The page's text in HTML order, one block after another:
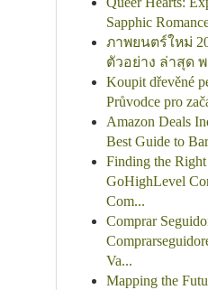
Sapphic
ภาพยนตร์ใหม่
ตัวอย่าง ล่าสุด
Koupit dřevěné
Průvodce pro
Amazon Deals
Best Guide to
Finding the Right
GoHighLevel
Com...
Comprar
Va...
Mapping the